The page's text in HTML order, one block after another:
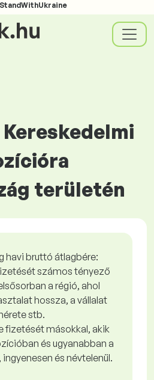
Kereskedelmi
területén
havi bruttó átlagbére:
számos tényező
a régió, ahol
hossza, a vállalat
stb.
fizetését másokkal, akik
és ugyanabban a
és névtelenül.